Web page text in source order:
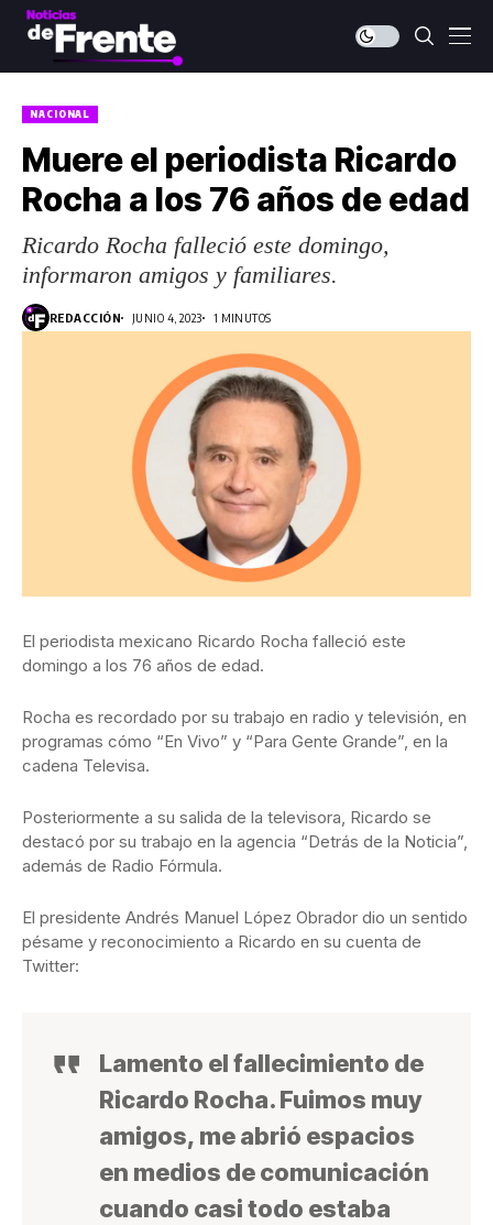
NACIONAL
Muere el periodista Ricardo
Rocha a los 76 años de edad
Ricardo Rocha falleció este domingo,
informaron amigos y familiares.
REDACCIÓN JUNIO 4, 2023 1 MINUTOS
El periodista mexicano Ricardo Rocha falleció este
domingo a los 76 años de edad.
Rocha es recordado por su trabajo en radio y televisión, en
programas cómo “En Vivo” y “Para Gente Grande”, en la
cadena Televisa.
Posteriormente a su salida de la televisora, Ricardo se
destacó por su trabajo en la agencia “Detrás de la Noticia”,
además de Radio Fórmula.
El presidente Andrés Manuel López Obrador dio un sentido
pésame y reconocimiento a Ricardo en su cuenta de
Twitter:
Lamento el fallecimiento de
Ricardo Rocha. Fuimos muy
amigos, me abrió espacios
en medios de comunicación
cuando casi todo estaba